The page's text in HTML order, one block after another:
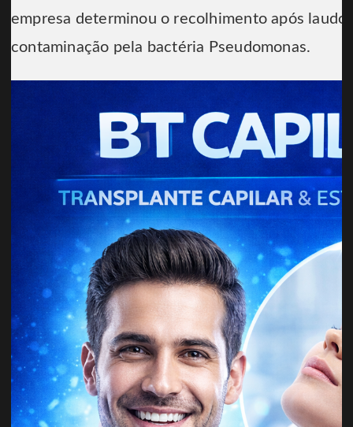
empresa determinou o recolhimento após
contaminação pela bactéria Pseudomonas.